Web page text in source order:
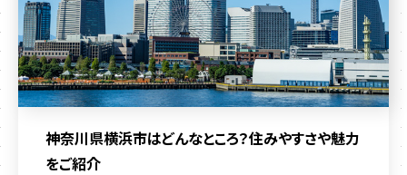
神奈川県横浜市はどんなところ？住みやすさや魅力
をご紹介